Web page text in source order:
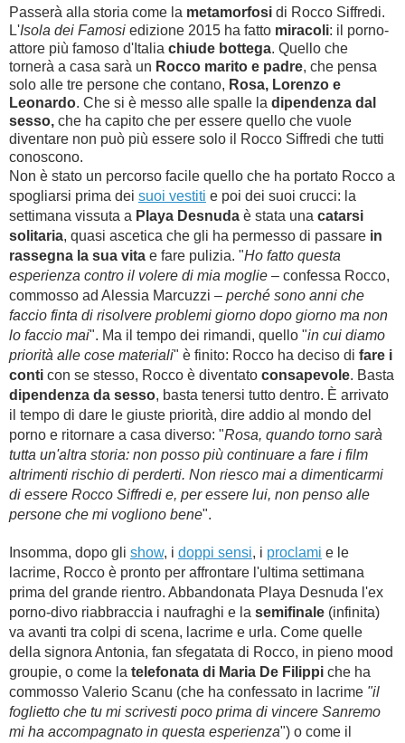
Passerà alla storia come la metamorfosi di Rocco Siffredi.
L'Isola dei Famosi edizione 2015 ha fatto miracoli: il porno-
attore più famoso d'Italia chiude bottega. Quello che
tornerà a casa sarà un Rocco marito e padre, che pensa
solo alle tre persone che contano, Rosa, Lorenzo e
Leonardo. Che si è messo alle spalle la dipendenza dal
sesso, che ha capito che per essere quello che vuole
diventare non può più essere solo il Rocco Siffredi che tutti
conoscono.
Non è stato un percorso facile quello che ha portato Rocco a
spogliarsi prima dei suoi vestiti e poi dei suoi crucci: la
settimana vissuta a Playa Desnuda è stata una catarsi
solitaria, quasi ascetica che gli ha permesso di passare in
rassegna la sua vita e fare pulizia. "Ho fatto questa
esperienza contro il volere di mia moglie – confessa Rocco,
commosso ad Alessia Marcuzzi – perché sono anni che
faccio finta di risolvere problemi giorno dopo giorno ma non
lo faccio mai". Ma il tempo dei rimandi, quello "in cui diamo
priorità alle cose materiali" è finito: Rocco ha deciso di fare i
conti con se stesso, Rocco è diventato consapevole. Basta
dipendenza da sesso, basta tenersi tutto dentro. È arrivato
il tempo di dare le giuste priorità, dire addio al mondo del
porno e ritornare a casa diverso: "Rosa, quando torno sarà
tutta un'altra storia: non posso più continuare a fare i film
altrimenti rischio di perderti. Non riesco mai a dimenticarmi
di essere Rocco Siffredi e, per essere lui, non penso alle
persone che mi vogliono bene".
Insomma, dopo gli show, i doppi sensi, i proclami e le
lacrime, Rocco è pronto per affrontare l'ultima settimana
prima del grande rientro. Abbandonata Playa Desnuda l'ex
porno-divo riabbraccia i naufraghi e la semifinale (infinita)
va avanti tra colpi di scena, lacrime e urla. Come quelle
della signora Antonia, fan sfegatata di Rocco, in pieno mood
groupie, o come la telefonata di Maria De Filippi che ha
commosso Valerio Scanu (che ha confessato in lacrime "il
foglietto che tu mi scrivesti poco prima di vincere Sanremo
mi ha accompagnato in questa esperienza") o come il